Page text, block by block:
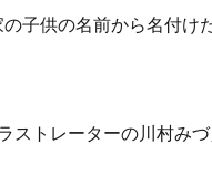
子供の名前から名付け
ストレーターの川村み